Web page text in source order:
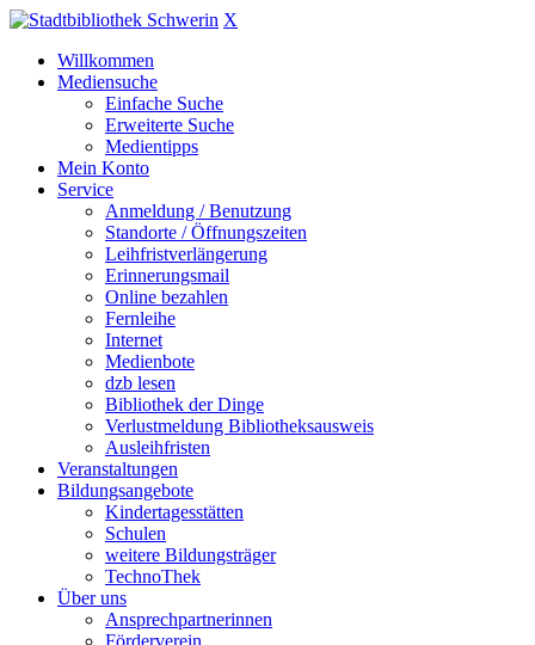
X
Willkommen
Mediensuche
Einfache Suche
Erweiterte Suche
Medientipps
Mein Konto
Service
Anmeldung / Benutzung
Standorte / Öffnungszeiten
Leihfristverlängerung
Erinnerungsmail
Online bezahlen
Fernleihe
Internet
Medienbote
dzb lesen
Bibliothek der Dinge
Verlustmeldung Bibliotheksausweis
Ausleihfristen
Veranstaltungen
Bildungsangebote
Kindertagesstätten
Schulen
weitere Bildungsträger
TechnoThek
Über uns
Ansprechpartnerinnen
Förderverein